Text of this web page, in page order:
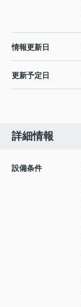
情報更新日
更新予定日
詳細情報
設備条件